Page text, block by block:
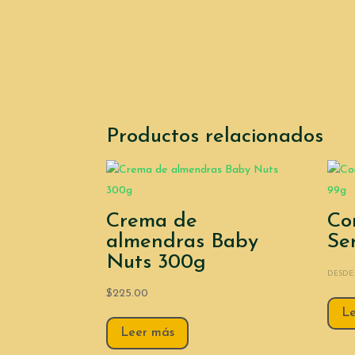
Productos relacionados
Crema de
almendras Baby
Nuts 300g
$225.00
Leer más